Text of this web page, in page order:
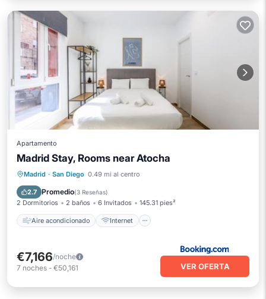
Apartamento
Madrid Stay, Rooms near Atocha
Madrid · San Diego 0.49 mi al centro
2.7 Promedio(3 Reseñas)
2 Dormitorios 2 baños 6 Invitados 145.31 pies²
Aire acondicionado Internet
Aire acondicionado
Apto para niños
€7,166/noche
7 noches - €50,161 VER OFERTA